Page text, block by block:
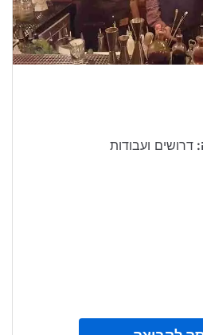
וידויים
דירות ונדל”ן
דרושים ועבודות